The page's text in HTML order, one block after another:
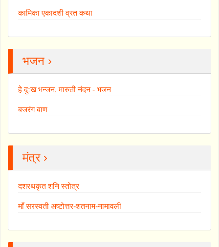
कामिका एकादशी व्रत कथा
भजन ›
हे दुःख भन्जन, मारुती नंदन - भजन
बजरंग बाण
मंत्र ›
दशरथकृत शनि स्तोत्र
माँ सरस्वती अष्टोत्तर-शतनाम-नामावली